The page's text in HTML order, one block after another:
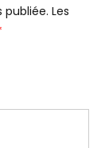
publiée. Les